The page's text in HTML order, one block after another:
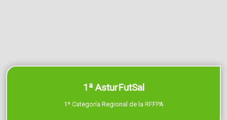
1ª AsturFutSal
1ª Categoría Regional de la RFFPA